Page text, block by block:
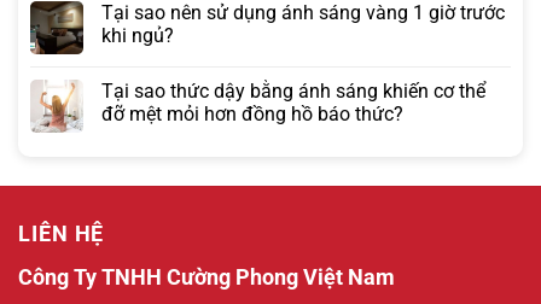
Tại sao nên sử dụng ánh sáng vàng 1 giờ trước
khi ngủ?
Tại sao thức dậy bằng ánh sáng khiến cơ thể
đỡ mệt mỏi hơn đồng hồ báo thức?
LIÊN HỆ
Công Ty TNHH Cường Phong Việt Nam